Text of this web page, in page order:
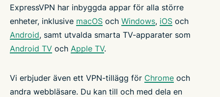
ExpressVPN har inbyggda appar för alla större
enheter, inklusive macOS och Windows, iOS och
Android, samt utvalda smarta TV-apparater som
Android TV och Apple TV.
Vi erbjuder även ett VPN-tillägg för Chrome och
andra webbläsare. Du kan till och med dela en